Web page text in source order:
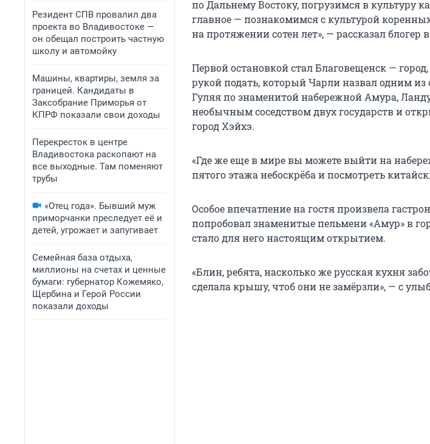
Резидент СПВ провалил два
проекта во Владивостоке —
он обещал построить частную
школу и автомойку
Машины, квартиры, земля за
границей. Кандидаты в
Заксобрание Приморья от
КПРФ показали свои доходы
Перекресток в центре
Владивостока раскопают на
все выходные. Там поменяют
трубы
«Отец года». Бывший муж
приморчанки преследует её и
детей, угрожает и запугивает
Семейная база отдыха,
миллионы на счетах и ценные
бумаги: губернатор Кожемяко,
Щербина и Герой России
показали доходы
по Дальнему Востоку, погрузимся в культуру
главное — познакомимся с культурой
на протяжении сотен лет», — рассказал блогер
Первой остановкой стал Благовещенск —
рукой подать, который Чарли назвал одним
Гуляя по знаменитой набережной Амура,
необычным соседством двух государств и
город Хэйхэ.
«Где же еще в мире вы можете выйти на
пятого этажа небоскрёба и посмотреть
Особое впечатление на гостя произвела
попробовал знаменитые пельмени «Амур» в
стало для него настоящим открытием.
«Блин, ребята, насколько же русская кухня
сделала крышу, чтоб они не замёрзли», — с